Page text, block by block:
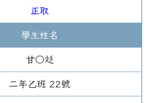
正取
學生姓名
甘○彣
二年 乙班 22號